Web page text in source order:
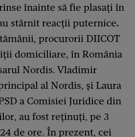
înainte să fie plasați în
stârnit reacții puternice.
procurorii DIICOT
domiciliare, în România
Nordis. Vladimir
al Nordis, și Laura
a Comisiei Juridice din
au fost reținuți, pe 3
de ore. În prezent, cei